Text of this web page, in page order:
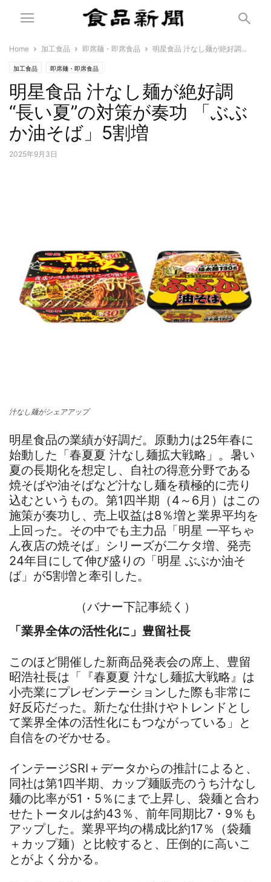
Home 加工食品 即席麺・即席食品 明星食品 汁なし麺が絶好調...
加工食品 即席麺・即席食品
明星食品 汁なし麺が絶好調
“長い夏”の対策が奏功 「ぶぶ
か油そば」5割増
2025年9月3日
汁なし麺がシェアアップ
明星食品の業績が好調だ。原動力は25年春に
始動した「春夏夏 汁なし麺拡大戦略」。暑い
夏の長期化を想定し、自社の得意分野である
焼そばや油そばなど汁なし麺を積極的に売り
込むというもの。第1四半期（4～6月）はこの
施策が奏功し、売上収益は8％増と業界平均を
上回った。その中でも主力品「明星 一平ちゃ
ん夜店の焼そば」シリーズが二ケタ増、発売
24年目にして伸び盛りの「明星 ぶぶか油そ
ば」が5割増と牽引した。
（バナー下記事続く）
「業界全体の活性化に」豊留社長
このほど開催した新商品発表会の席上、豊留
昭浩社長は「『春夏夏 汁なし麺拡大戦略』は
小売業にプレゼンテーションした際も非常に
好反応だった。新たな仕掛けやトレンドとし
て業界全体の活性化にもつながっている」と
自信をのぞかせる。
インテージSRI＋データからの推計によると、
同社は第1四半期、カップ麺販売のうち汁なし
麺の比率が51・5％にまで上昇し、袋麺と合わ
せたトータルは約43％、前年同期比7・9％も
アップした。業界平均の構成比約17％（袋麺
＋カップ麺）と比較すると、圧倒的に高いこ
とがよく分かる。